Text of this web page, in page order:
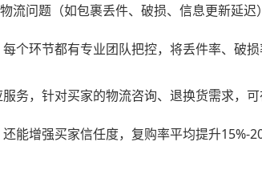
流问题（如包裹丢件、破损、信息更新延
个环节都有专业团队把控，将丢件率、破损
务，针对买家的物流咨询、退换货需求，
能增强买家信任度，复购率平均提升15%-